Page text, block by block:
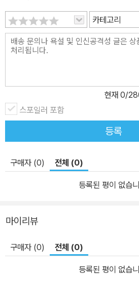
카테고리
현재 0/
스포일러 포함
등록
구매자 (0) 전체 (0)
등록된 평이 없습
마이리뷰
구매자 (0) 전체 (0)
등록된 평이 없습